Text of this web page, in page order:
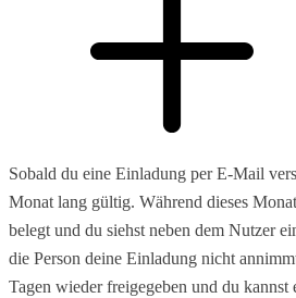
Sobald du eine Einladung per E-Mail
Monat lang gültig. Während dieses
belegt und du siehst neben dem Nutzer
die Person deine Einladung nicht
Tagen wieder freigegeben und du kannst